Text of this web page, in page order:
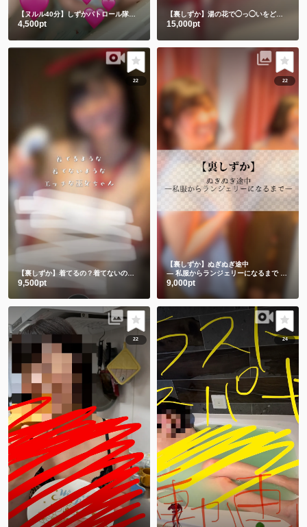
【ヌルル40分】しずかパトロール隊集合🚨
4,500pt 15,000pt
22
【裏しずか】着てるの？着てないの？エッチな巫女ちゃん
9,500pt
22
【裏しずか】ぬぎぬぎ途中
― 私服からランジェリーになるまで ―🫣💕
9,000pt
22 24